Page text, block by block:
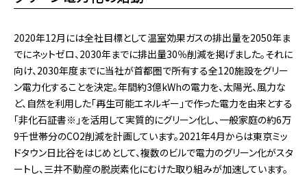
2020年12月には全社目標として温室効果ガスの排出量を2050年ま
でにネットゼロ、2030年までに排出量30％削減を掲げました。それに
向け、2030年度までに当社が首都圏で所有する全120施設をグリー
ン電力化することを決定。年間約3億kWhの電力を、太陽光、風力な
ど、自然を利用した「再生可能エネルギー」で作った電力を由来とする
「非化石証書※」を活用して実質的にグリーン化し、一般家庭の約6万
9千世帯分のCO2削減を計画しています。2021年4月からは東京ミッ
ドタウン日比谷をはじめとして、複数のビルで電力のグリーン化がスタ
ートし、三井不動産の脱炭素化にむけた取り組みが加速しています。